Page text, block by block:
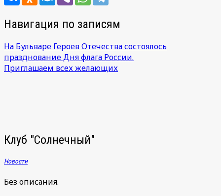
Навигация по записям
На Бульваре Героев Отечества состоялось
празднование Дня флага России.
Приглашаем всех желающих
Клуб "Солнечный"
Новости
Без описания.